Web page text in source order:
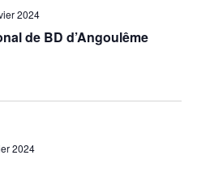
de BD d’Angoulême
2024
2024